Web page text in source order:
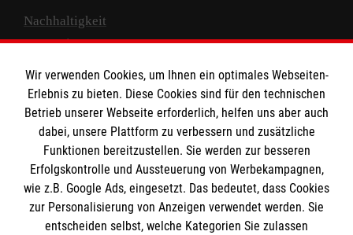
Nachhaltigkeit
Prävention
Compliance
Transparenz
Spenden und Helfen
Spendenkonto
Empfänger: Malteser Hilfsdienst e.V.
IBAN: DE10 3706 0120 1201 2000 12
BIC: GENODED 1PA7
Wir verwenden Cookies, um Ihnen ein optimales Webseiten-
Erlebnis zu bieten. Diese Cookies sind für den technischen
Betrieb unserer Webseite erforderlich, helfen uns aber auch
dabei, unsere Plattform zu verbessern und zusätzliche
Funktionen bereitzustellen. Sie werden zur besseren
Erfolgskontrolle und Aussteuerung von Werbekampagnen,
wie z.B. Google Ads, eingesetzt. Das bedeutet, dass Cookies
zur Personalisierung von Anzeigen verwendet werden. Sie
entscheiden selbst, welche Kategorien Sie zulassen